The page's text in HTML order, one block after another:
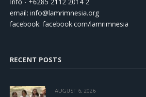
Info - +6285 2112 2014 2
email: info@lamrimnesia.org
facebook: facebook.com/lamrimnesia
RECENT POSTS
AUGUST 6, 2026